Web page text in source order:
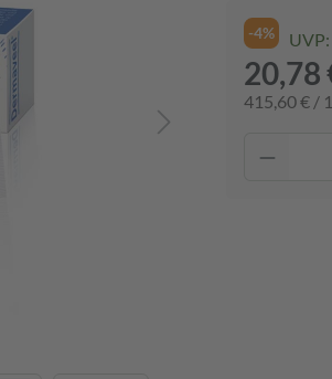
-4% UVP:
20,78
415,60 € /